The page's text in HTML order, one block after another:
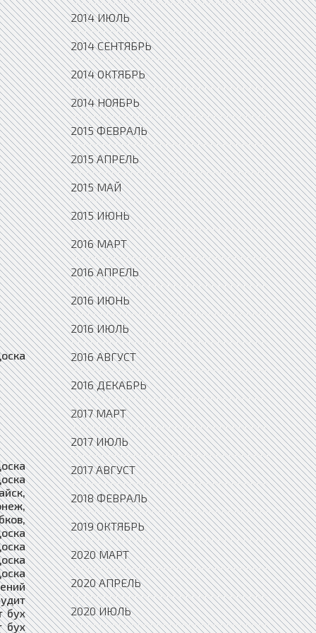
отчетности Владимир, Доска объявлений аудит бух отчетности Волгоград, Доска объявлений аудит бух отчетности Волгодонск, Доска объявлений аудит бух отчетности Волгореченск, Доска объявлений аудит бух отчетности Волжск, Доска объявлений аудит бух отчетности Волжский, Доска объявлений аудит бух отчетности Вологда, Доска объявлений аудит бух отчетности Володарск, Доска объявлений аудит бух отчетности Волоколамск, Доска объявлений аудит бух отчетности Волосово, Доска объявлений аудит бух отчетности Волхов, Доска объявлений ау
2014 ИЮЛЬ
2014 СЕНТЯБРЬ
2014 ОКТЯБРЬ
2014 НОЯБРЬ
2015 ФЕВРАЛЬ
2015 АПРЕЛЬ
2015 МАЙ
2015 ИЮНЬ
2016 МАРТ
2016 АПРЕЛЬ
2016 ИЮНЬ
2016 ИЮЛЬ
2016 АВГУСТ
2016 ДЕКАБРЬ
2017 МАРТ
2017 ИЮЛЬ
2017 АВГУСТ
2018 ФЕВРАЛЬ
2019 ОКТЯБРЬ
2020 МАРТ
2020 АПРЕЛЬ
2020 ИЮЛЬ